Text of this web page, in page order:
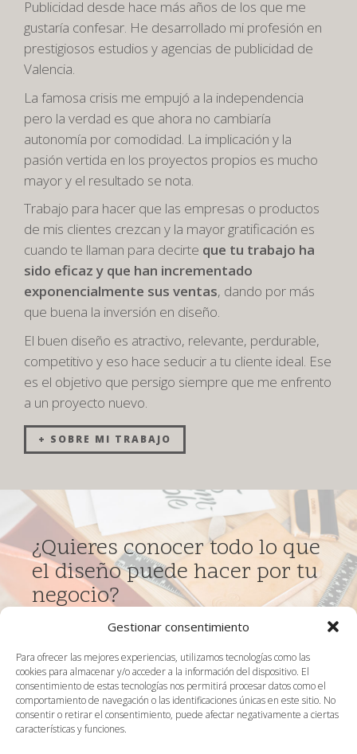
Gestionar consentimiento
Para ofrecer las mejores experiencias, utilizamos tecnologías como las
cookies para almacenar y/o acceder a la información del dispositivo. El
consentimiento de estas tecnologías nos permitirá procesar datos como el
comportamiento de navegación o las identificaciones únicas en este sitio. No
consentir o retirar el consentimiento, puede afectar negativamente a ciertas
características y funciones.
Publicidad desde hace más años de los que me
gustaría confesar. He desarrollado mi profesión en
prestigiosos estudios y agencias de publicidad de
Valencia.
La famosa crisis me empujó a la independencia
pero la verdad es que ahora no cambiaría
autonomía por comodidad. La implicación y la
pasión vertida en los proyectos propios es mucho
mayor y el resultado se nota.
Trabajo para hacer que las empresas o productos
de mis clientes crezcan y la mayor gratificación es
cuando te llaman para decirte que tu trabajo ha
sido eficaz y que han incrementado
exponencialmente sus ventas, dando por más
que buena la inversión en diseño.
El buen diseño es atractivo, relevante, perdurable,
competitivo y eso hace seducir a tu cliente ideal. Ese
es el objetivo que persigo siempre que me enfrento
a un proyecto nuevo.
+ SOBRE MI TRABAJO
¿Quieres conocer todo lo que
el diseño puede hacer por tu
negocio?
En ese caso, te invito a una primera llamada de
qué es lo que te gustaría conseguir, y te explicaré
cómo podré ayudarte a travésdel diseño.
¿ HABLAMOS ?